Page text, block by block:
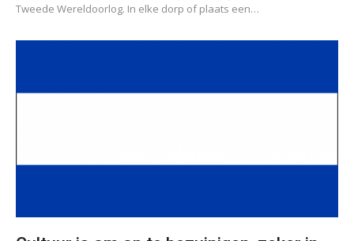
Tweede Wereldoorlog. In elke dorp of plaats een…